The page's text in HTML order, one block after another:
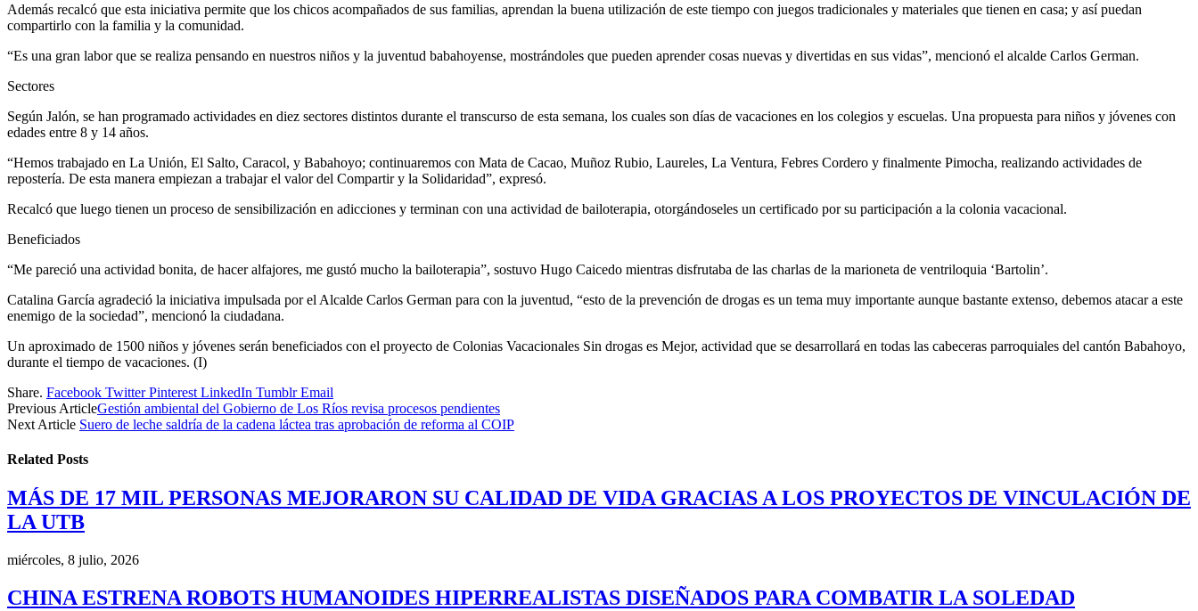
Además recalcó que esta iniciativa permite que los chicos acompañados de sus familias, aprendan la buena utilización de este tiempo con juegos tradicionales y materiales que tienen en casa; y así puedan
compartirlo con la familia y la comunidad.
“Es una gran labor que se realiza pensando en nuestros niños y la juventud babahoyense, mostrándoles que pueden aprender cosas nuevas y divertidas en sus vidas”, mencionó el alcalde Carlos German.
Sectores
Según Jalón, se han programado actividades en diez sectores distintos durante el transcurso de esta semana, los cuales son días de vacaciones en los colegios y escuelas. Una propuesta para niños y jóvenes con
edades entre 8 y 14 años.
“Hemos trabajado en La Unión, El Salto, Caracol, y Babahoyo; continuaremos con Mata de Cacao, Muñoz Rubio, Laureles, La Ventura, Febres Cordero y finalmente Pimocha, realizando actividades de
repostería. De esta manera empiezan a trabajar el valor del Compartir y la Solidaridad”, expresó.
Recalcó que luego tienen un proceso de sensibilización en adicciones y terminan con una actividad de bailoterapia, otorgándoseles un certificado por su participación a la colonia vacacional.
Beneficiados
“Me pareció una actividad bonita, de hacer alfajores, me gustó mucho la bailoterapia”, sostuvo Hugo Caicedo mientras disfrutaba de las charlas de la marioneta de ventriloquia ‘Bartolin’.
Catalina García agradeció la iniciativa impulsada por el Alcalde Carlos German para con la juventud, “esto de la prevención de drogas es un tema muy importante aunque bastante extenso, debemos atacar a este
enemigo de la sociedad”, mencionó la ciudadana.
Un aproximado de 1500 niños y jóvenes serán beneficiados con el proyecto de Colonias Vacacionales Sin drogas es Mejor, actividad que se desarrollará en todas las cabeceras parroquiales del cantón Babahoyo,
durante el tiempo de vacaciones. (I)
Share. Facebook Twitter Pinterest LinkedIn Tumblr Email
Previous ArticleGestión ambiental del Gobierno de Los Ríos revisa procesos pendientes
Next Article Suero de leche saldría de la cadena láctea tras aprobación de reforma al COIP
Related Posts
MÁS DE 17 MIL PERSONAS MEJORARON SU CALIDAD DE VIDA GRACIAS A LOS PROYECTOS DE VINCULACIÓN DE
LA UTB
miércoles, 8 julio, 2026
CHINA ESTRENA ROBOTS HUMANOIDES HIPERREALISTAS DISEÑADOS PARA COMBATIR LA SOLEDAD